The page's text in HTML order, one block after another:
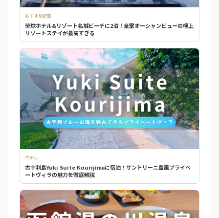
おすすめ記事
琉球ホテル&リゾート名城ビーチに2泊！全室オーシャンビューの極上
リゾートステイが最高すぎる
ホテル
古宇利島Yuki Suite Kourijimaに宿泊！サントリーニ島風プライベ
ートヴィラの魅力を徹底解説